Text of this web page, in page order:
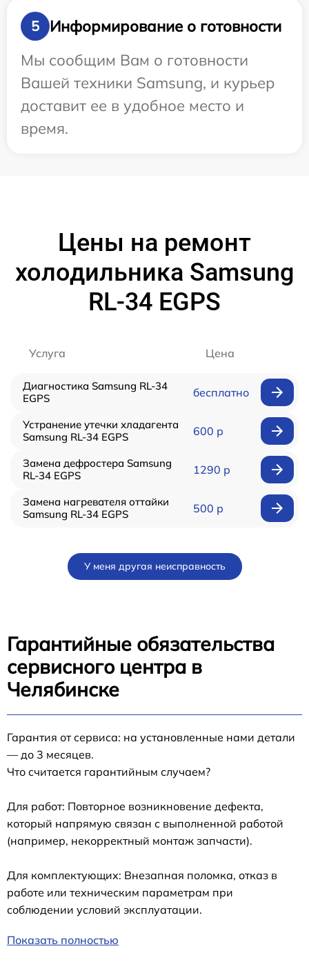
5
Информирование о готовности
Мы сообщим Вам о готовности
Вашей техники Samsung, и курьер
доставит ее в удобное место и
время.
Цены на ремонт
холодильника Samsung
RL-34 EGPS
Услуга Цена
Диагностика Samsung RL-34
EGPS
бесплатно
Устранение утечки хладагента
Samsung RL-34 EGPS
600 р
Замена дефростера Samsung
RL-34 EGPS
1290 р
Замена нагревателя оттайки
Samsung RL-34 EGPS
500 р
У меня другая неисправность
Гарантийные обязательства
сервисного центра в
Челябинске
Гарантия от сервиса: на установленные нами детали
— до 3 месяцев.
Что считается гарантийным случаем?
Для работ: Повторное возникновение дефекта,
который напрямую связан с выполненной работой
(например, некорректный монтаж запчасти).
Для комплектующих: Внезапная поломка, отказ в
работе или техническим параметрам при
соблюдении условий эксплуатации.
Показать полностью